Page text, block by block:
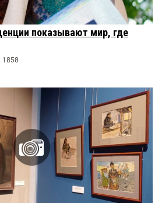
показывают мир, где
1858